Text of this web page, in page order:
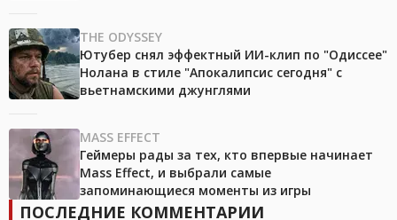
THE ODYSSEY
Ютубер снял эффектный ИИ-клип по "Одиссее"
Нолана в стиле "Апокалипсис сегодня" с
вьетнамскими джунглями
MASS EFFECT
Геймеры рады за тех, кто впервые начинает
Mass Effect, и выбрали самые
запоминающиеся моменты из игры
ПОСЛЕДНИЕ КОММЕНТАРИИ